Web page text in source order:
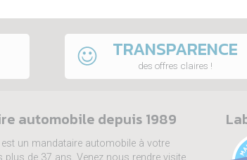
TRANSPARENCE
des offres claires !
automobile depuis 1989
un mandataire automobile à votre
plus de 37 ans. Venez nous rendre visite